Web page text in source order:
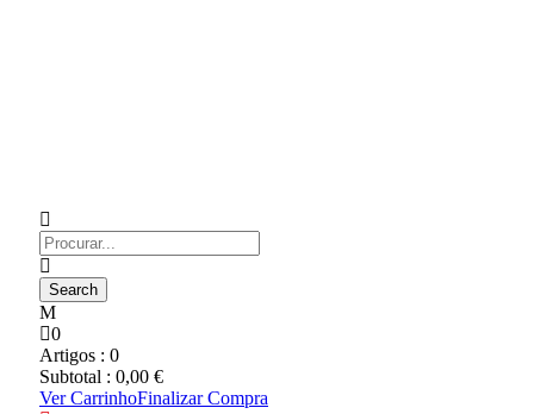
0
Artigos : 0
Subtotal : 0,00 €
Ver CarrinhoFinalizar Compra